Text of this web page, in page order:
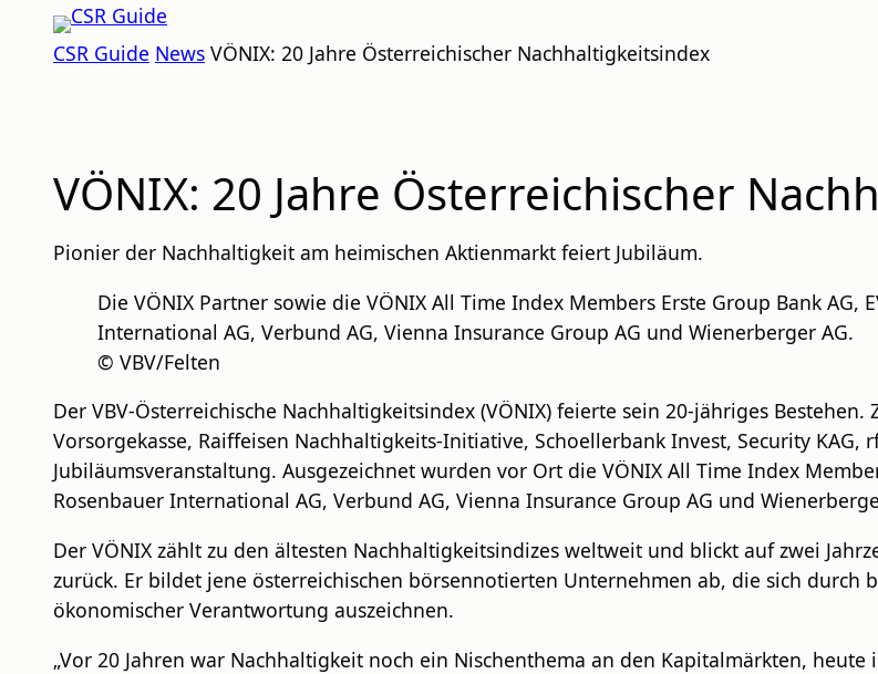
InhaltCSR
GUIDE
CSR Guide News VÖNIX: 20 Jahre Österreichischer Nachhaltigkeitsindex
VÖNIX: 20 Jahre Österreichischer
Pionier der Nachhaltigkeit am heimischen Aktienmarkt feiert Jubiläum.
Die VÖNIX Partner sowie die VÖNIX All Time Index Members Erste Group Bank AG,
International AG, Verbund AG, Vienna Insurance Group AG und Wienerberger AG.
© VBV/Felten
Der VBV-Österreichische Nachhaltigkeitsindex (VÖNIX) feierte sein 20-jähriges
Vorsorgekasse, Raiffeisen Nachhaltigkeits-Initiative, Schoellerbank Invest, Security KAG,
Jubiläumsveranstaltung. Ausgezeichnet wurden vor Ort die VÖNIX All Time Index
Rosenbauer International AG, Verbund AG, Vienna Insurance Group AG und
Der VÖNIX zählt zu den ältesten Nachhaltigkeitsindizes weltweit und blickt auf zwei
zurück. Er bildet jene österreichischen börsennotierten Unternehmen ab, die sich durch
ökonomischer Verantwortung auszeichnen.
„Vor 20 Jahren war Nachhaltigkeit noch ein Nischenthema an den Kapitalmärkten,